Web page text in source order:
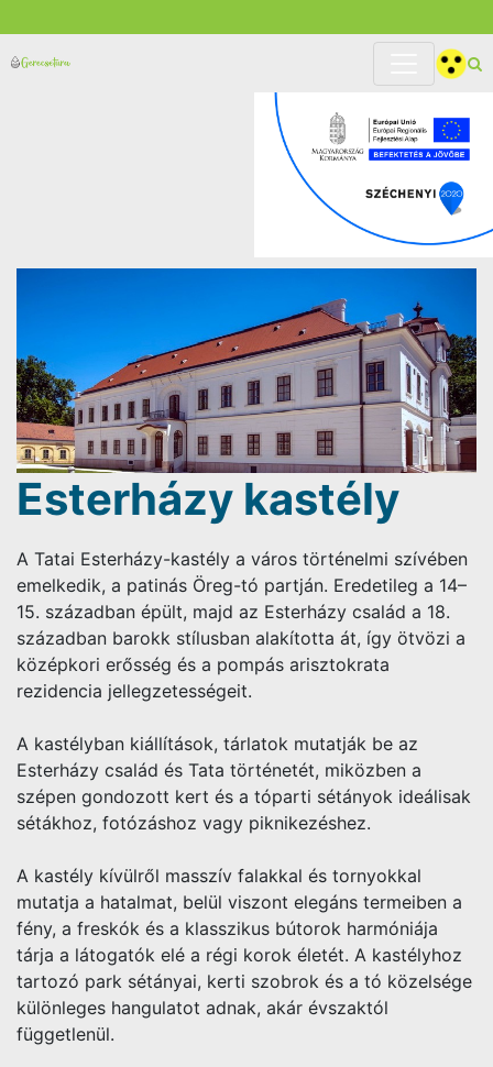
Esterházy kastély
A Tatai Esterházy-kastély a város történelmi szívében
emelkedik, a patinás Öreg-tó partján. Eredetileg a 14–
15. században épült, majd az Esterházy család a 18.
században barokk stílusban alakította át, így ötvözi a
középkori erősség és a pompás arisztokrata
rezidencia jellegzetességeit.
A kastélyban kiállítások, tárlatok mutatják be az
Esterházy család és Tata történetét, miközben a
szépen gondozott kert és a tóparti sétányok ideálisak
sétákhoz, fotózáshoz vagy piknikezéshez.
A kastély kívülről masszív falakkal és tornyokkal
mutatja a hatalmat, belül viszont elegáns termeiben a
fény, a freskók és a klasszikus bútorok harmóniája
tárja a látogatók elé a régi korok életét. A kastélyhoz
tartozó park sétányai, kerti szobrok és a tó közelsége
különleges hangulatot adnak, akár évszaktól
függetlenül.